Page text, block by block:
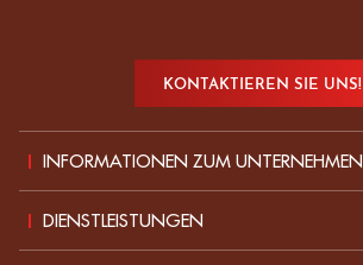
KONTAKTIEREN SIE UNS!
INFORMATIONEN ZUM UNTERNEHMEN
Nachhaltige Entwicklung
DIENSTLEISTUNGEN